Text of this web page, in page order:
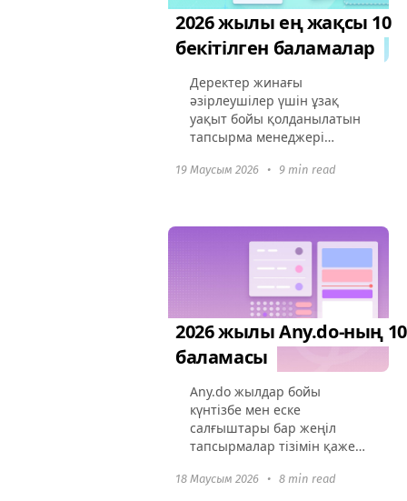
2026 жылы ең жақсы 10
бекітілген баламалар
Деректер жинағы
әзірлеушілер үшін ұзақ
уақыт бойы қолданылатын
тапсырма менеджері
бақылау, уики және негізгі
екі-үш жылда нарық
жылдамдады...
19 Маусым 2026 • 9 min read
2026 жылы Any.do-ның 10
баламасы
Any.do жылдар бойы
күнтізбе мен еске
салғыштары бар жеңіл
тапсырмалар тізімін қажет
"алғашқы аялдама" болып
18 Маусым 2026 • 8 min read